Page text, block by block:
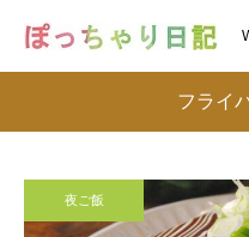
フライ
夜ご飯